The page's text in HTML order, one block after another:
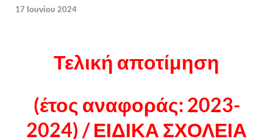
17 Ιουνίου 2024
Τελική αποτίμηση
(έτος αναφοράς: 2023-
2024) / ΕΙΔΙΚΑ ΣΧΟΛΕΙΑ